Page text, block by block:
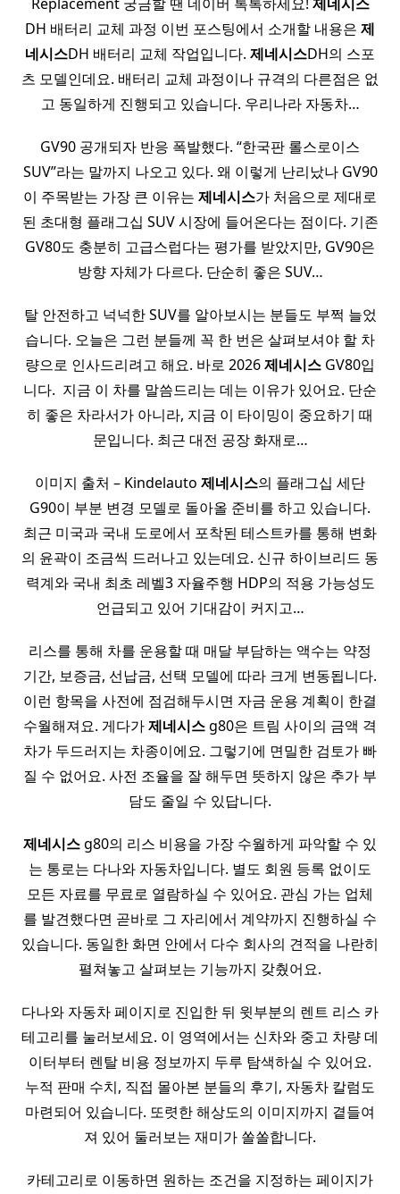
DH 배터리 교체 과정 이번 포스팅에서 소개할 내용은 제
네시스DH 배터리 교체 작업입니다. 제네시스DH의 스포
츠 모델인데요. 배터리 교체 과정이나 규격의 다른점은 없
고 동일하게 진행되고 있습니다. 우리나라 자동차…
GV90 공개되자 반응 폭발했다. “한국판 롤스로이스
SUV”라는 말까지 나오고 있다. 왜 이렇게 난리났나 GV90
이 주목받는 가장 큰 이유는 제네시스가 처음으로 제대로
된 초대형 플래그십 SUV 시장에 들어온다는 점이다. 기존
GV80도 충분히 고급스럽다는 평가를 받았지만, GV90은
방향 자체가 다르다. 단순히 좋은 SUV…
탈 안전하고 넉넉한 SUV를 알아보시는 분들도 부쩍 늘었
습니다. 오늘은 그런 분들께 꼭 한 번은 살펴보셔야 할 차
량으로 인사드리려고 해요. 바로 2026제네시스 GV80입
니다. ​ 지금 이 차를 말씀드리는 데는 이유가 있어요. 단순
히 좋은 차라서가 아니라, 지금 이 타이밍이 중요하기 때
문입니다. 최근 대전 공장 화재로…
이미지 출처 – Kindelauto 제네시스의 플래그십 세단
G90이 부분 변경 모델로 돌아올 준비를 하고 있습니다.
최근 미국과 국내 도로에서 포착된 테스트카를 통해 변화
의 윤곽이 조금씩 드러나고 있는데요. 신규 하이브리드 동
력계와 국내 최초 레벨3 자율주행 HDP의 적용 가능성도
언급되고 있어 기대감이 커지고…
리스를 통해 차를 운용할 때 매달 부담하는 액수는 약정
기간, 보증금, 선납금, 선택 모델에 따라 크게 변동됩니다.
이런 항목을 사전에 점검해두시면 자금 운용 계획이 한결
수월해져요. 게다가제네시스g80은 트림 사이의 금액 격
차가 두드러지는 차종이에요. 그렇기에 면밀한 검토가 빠
질 수 없어요. 사전 조율을 잘 해두면 뜻하지 않은 추가 부
담도 줄일 수 있답니다.
제네시스g80의 리스 비용을 가장 수월하게 파악할 수 있
는 통로는 다나와 자동차입니다. 별도 회원 등록 없이도
모든 자료를 무료로 열람하실 수 있어요. 관심 가는 업체
를 발견했다면 곧바로 그 자리에서 계약까지 진행하실 수
있습니다. 동일한 화면 안에서 다수 회사의 견적을 나란히
펼쳐놓고 살펴보는 기능까지 갖췄어요.
다나와 자동차 페이지로 진입한 뒤 윗부분의 렌트 리스 카
테고리를 눌러보세요. 이 영역에서는 신차와 중고 차량 데
이터부터 렌탈 비용 정보까지 두루 탐색하실 수 있어요.
누적 판매 수치, 직접 몰아본 분들의 후기, 자동차 칼럼도
마련되어 있습니다. 또렷한 해상도의 이미지까지 곁들여
져 있어 둘러보는 재미가 쏠쏠합니다.
카테고리로 이동하면 원하는 조건을 지정하는 페이지가